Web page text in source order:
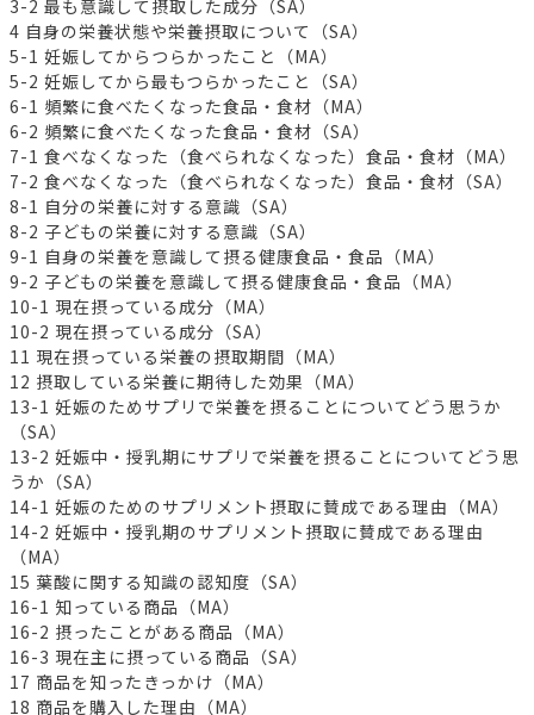
3-2 最も意識して摂取した成分（SA）
4 自身の栄養状態や栄養摂取について（SA）
5-1 妊娠してからつらかったこと（MA）
5-2 妊娠してから最もつらかったこと（SA）
6-1 頻繁に食べたくなった食品・食材（MA）
6-2 頻繁に食べたくなった食品・食材（SA）
7-1 食べなくなった（食べられなくなった）食品・食材（MA）
7-2 食べなくなった（食べられなくなった）食品・食材（SA）
8-1 自分の栄養に対する意識（SA）
8-2 子どもの栄養に対する意識（SA）
9-1 自身の栄養を意識して摂る健康食品・食品（MA）
9-2 子どもの栄養を意識して摂る健康食品・食品（MA）
10-1 現在摂っている成分（MA）
10-2 現在摂っている成分（SA）
11 現在摂っている栄養の摂取期間（MA）
12 摂取している栄養に期待した効果（MA）
13-1 妊娠のためサプリで栄養を摂ることについてどう思うか
（SA）
13-2 妊娠中・授乳期にサプリで栄養を摂ることについてどう思
うか（SA）
14-1 妊娠のためのサプリメント摂取に賛成である理由（MA）
14-2 妊娠中・授乳期のサプリメント摂取に賛成である理由
（MA）
15 葉酸に関する知識の認知度（SA）
16-1 知っている商品（MA）
16-2 摂ったことがある商品（MA）
16-3 現在主に摂っている商品（SA）
17 商品を知ったきっかけ（MA）
18 商品を購入した理由（MA）